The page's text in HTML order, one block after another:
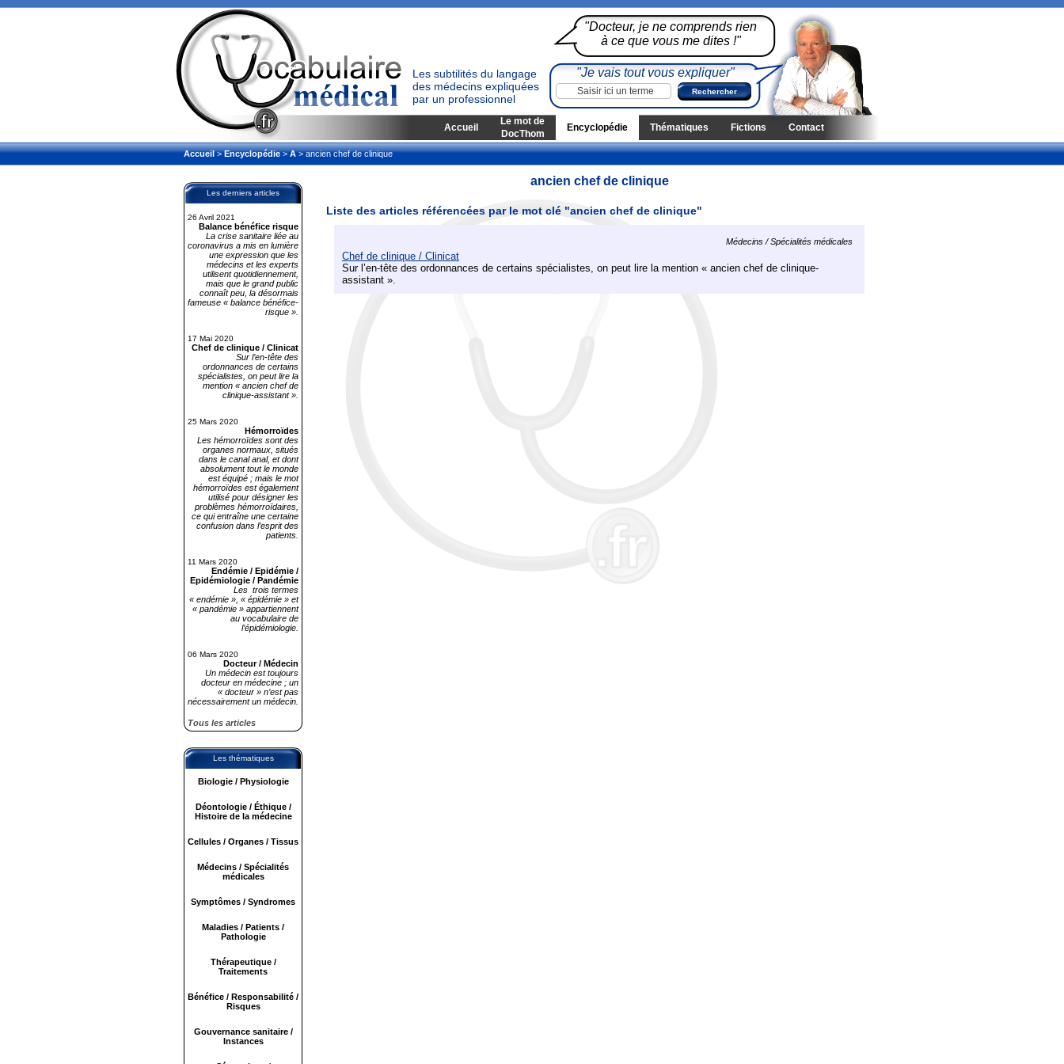
Les subtilités du langage
des médecins expliquées
par un professionnel
"Docteur, je ne comprends rien
à ce que vous me dites !"
"Je vais tout vous expliquer"
Accueil
Le mot de
DocThom
Encyclopédie Thématiques Fictions Contact
Accueil>Encyclopédie>A> ancien chef de clinique
Les derniers articles
26 Avril 2021
Balance bénéfice risque
La crise sanitaire liée au
coronavirus a mis en lumière
une expression que les
médecins et les experts
utilisent quotidiennement,
mais que le grand public
connaît peu, la désormais
fameuse « balance bénéfice-
risque ».
17 Mai 2020
Chef de clinique / Clinicat
Sur l’en-tête des
ordonnances de certains
spécialistes, on peut lire la
mention « ancien chef de
clinique-assistant ».
25 Mars 2020
Hémorroïdes
Les hémorroïdes sont des
organes normaux, situés
dans le canal anal, et dont
absolument tout le monde
est équipé ; mais le mot
hémorroïdes est également
utilisé pour désigner les
problèmes hémorroïdaires,
ce qui entraîne une certaine
confusion dans l’esprit des
patients.
11 Mars 2020
Endémie / Epidémie /
Epidémiologie / Pandémie
Les trois termes
« endémie », « épidémie » et
« pandémie » appartiennent
au vocabulaire de
l’épidémiologie.
06 Mars 2020
Docteur / Médecin
Un médecin est toujours
docteur en médecine ; un
« docteur » n’est pas
nécessairement un médecin.
Tous les articles
Les thématiques
Biologie / Physiologie
Déontologie / Éthique /
Histoire de la médecine
Cellules / Organes / Tissus
Médecins / Spécialités
médicales
Symptômes / Syndromes
Maladies / Patients /
Pathologie
Thérapeutique /
Traitements
Bénéfice / Responsabilité /
Risques
Gouvernance sanitaire /
Instances
ancien chef de clinique
Liste des articles référencées par le mot clé "ancien chef de clinique"
Médecins / Spécialités médicales
Chef de clinique / Clinicat
Sur l’en-tête des ordonnances de certains spécialistes, on peut lire la mention « ancien chef de clinique-
assistant ».